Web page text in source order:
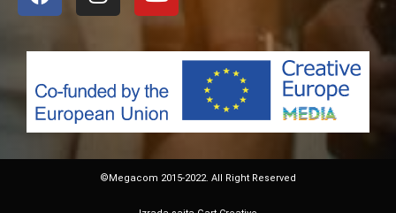
©Megacom 2015-2022. All Right Reserved